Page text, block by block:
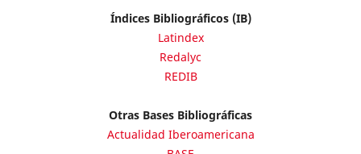
Índices Bibliográficos (IB)
Latindex
Redalyc
REDIB
Otras Bases Bibliográficas
Actualidad Iberoamericana